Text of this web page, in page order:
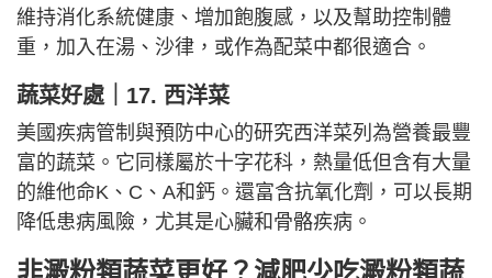
維持消化系統健康、增加飽腹感，以及幫助控制體
重，加入在湯、沙律，或作為配菜中都很適合。
蔬菜好處｜ 17. 西洋菜
美國疾病管制與預防中心的研究西洋菜列為營養最豐
富的蔬菜。它同樣屬於十字花科，熱量低但含有大量
的維他命K、C、A和鈣。還富含抗氧化劑，可以長期
降低患病風險，尤其是心臟和骨骼疾病。
非澱粉類蔬菜更好？減肥少吃澱粉類蔬